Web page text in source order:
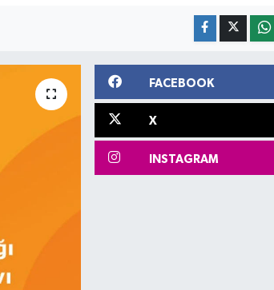
FACEBOOK
X
INSTAGRAM